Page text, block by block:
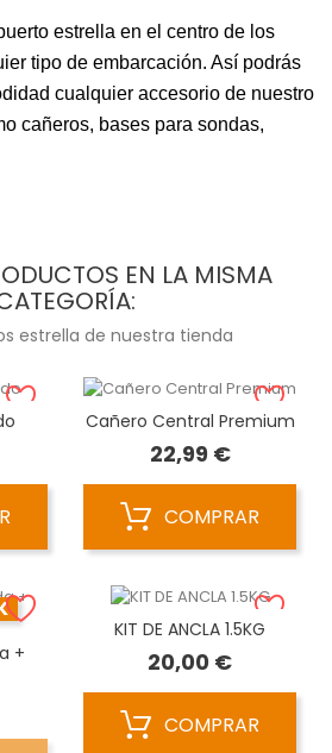
estrella en el centro de los
tipo de embarcación. Así podrás
cualquier accesorio de nuestro
cañeros, bases para sondas,
EN LA MISMA
estrella de nuestra tienda
Cañero Central Premium
22,99 €Precio
COMPRAR
+
KIT DE ANCLA 1.5KG
20,00 €Precio
COMPRAR